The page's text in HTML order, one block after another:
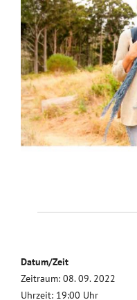
Datum/Zeit
Zeitraum: 08. 09. 2022
Uhrzeit: 19:00 Uhr